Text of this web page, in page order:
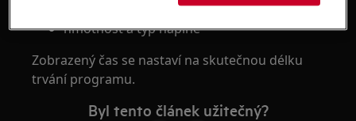
počáteční vlhkost prádla
hmotnost a typ náplně
Zobrazený čas se nastaví na skutečnou délku
trvání programu.
Byl tento článek užitečný?